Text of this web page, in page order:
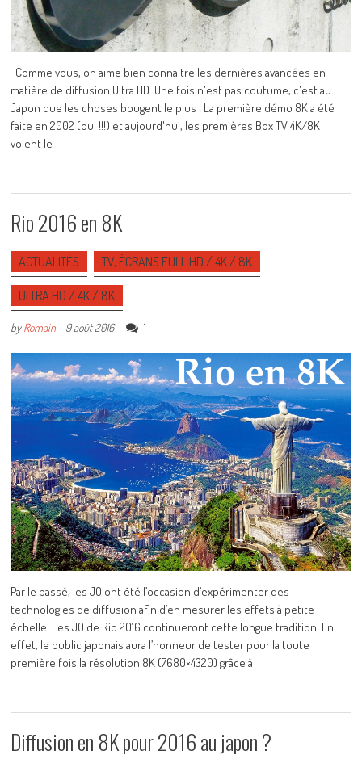
Comme vous, on aime bien connaitre les dernières avancées en
matière de diffusion Ultra HD. Une fois n'est pas coutume, c'est au
Japon que les choses bougent le plus ! La première démo 8K a été
faite en 2002 (oui !!!) et aujourd'hui, les premières Box TV 4K/8K
voient le
Rio 2016 en 8K
ACTUALITÉS TV, ÉCRANS FULL HD / 4K / 8K
ULTRA HD / 4K / 8K
byRomain - 9 août 2016 1
Par le passé, les JO ont été l’occasion d’expérimenter des
technologies de diffusion afin d’en mesurer les effets à petite
échelle. Les JO de Rio 2016 continueront cette longue tradition. En
effet, le public japonais aura l’honneur de tester pour la toute
première fois la résolution 8K (7680×4320) grâce à
Diffusion en 8K pour 2016 au japon ?